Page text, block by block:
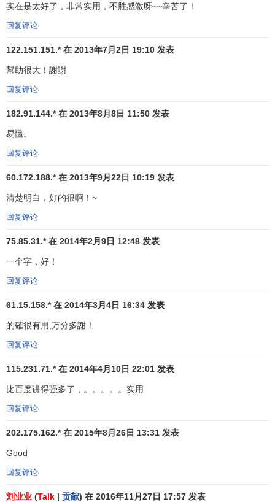
2、股价曲线由下向上突破5日、10日、30日移动平均线，
市上涨已成定局，此时是极佳的买入时机。（见上图）
3、在强势股的上升行情中，股价出现
与10日移动平均线纠缠在一起，当股价突破
实在是太好了，非常实用，不胜感激呀~~辛苦了！
回复评论
122.151.151.* 在 2013年7月2日 19:10 发表
幫助很大！謝謝
回复评论
182.91.144.* 在 2013年8月8日 11:50 发表
易懂。
回复评论
60.172.188.* 在 2013年9月22日 10:19 发表
清楚明白，好的很啊！~
回复评论
75.85.31.* 在 2014年2月9日 12:48 发表
一个字，好！
回复评论
61.15.158.* 在 2014年3月4日 16:34 发表
的確很有用,万分多謝！
回复评论
115.231.71.* 在 2014年4月10日 22:01 发表
比百度讲得强多了，。。。。。实用
回复评论
202.175.162.* 在 2015年8月26日 13:31 发表
Good
回复评论
刘业业 (Talk | 贡献) 在 2016年11月27日 17:57 发表